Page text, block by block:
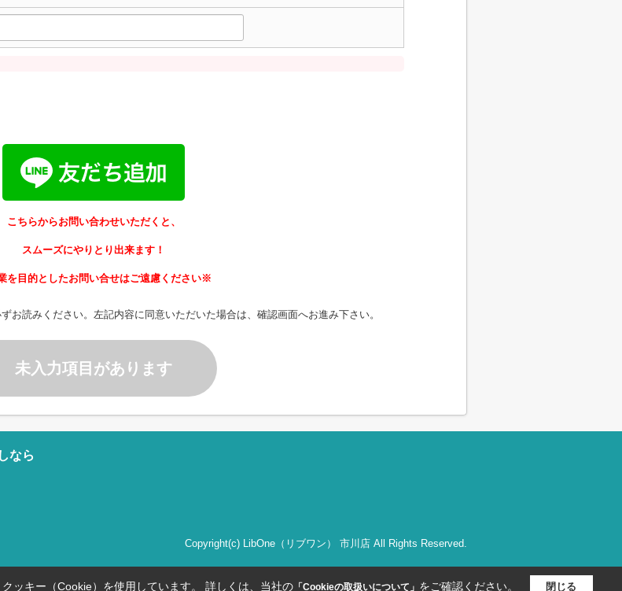
こちらからお問い合わせいただくと、
スムーズにやりとり出来ます！
を目的としたお問い合せはご遠慮ください※
お読みください。左記内容に同意いただいた場合は、確認画面へお進み下さい。
未入力項目があります
なら
Copyright(c) LibOne（リブワン） 市川店 All Rights Reserved.
ッキー（Cookie）を使用しています。 詳しくは、当社の「Cookieの取扱いについて」 をご確認ください。 閉じる